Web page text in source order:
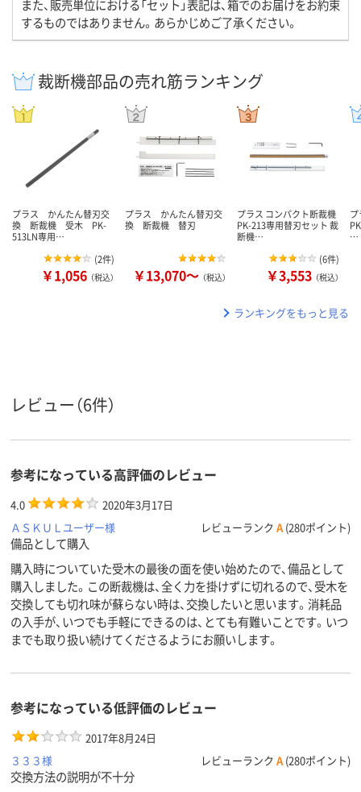
また、販売単位における「セット」表記は、箱でのお届けをお約束
するものではありません。あらかじめご了承ください。
裁断機部品の売れ筋ランキング
プラス かんたん替刃交
換 断裁機 受木 PK-
513LN専用…
(2件)
￥1,056 （税込）
プラス かんたん替刃交
換 断裁機 替刃
￥13,070～ （税込）
プラス コンパクト断裁機
PK-213専用替刃セット 裁
断機…
(6件)
￥3,553 （税込）
…
ランキングをもっと見る
レビュー（6件）
参考になっている高評価のレビュー
4.0
2020年3月17日
ＡＳＫＵＬユーザー様
レビューランク A (280ポイント)
備品として購入
購入時についていた受木の最後の面を使い始めたので、備品として
購入しました。この断裁機は、全く力を掛けずに切れるので、受木を
交換しても切れ味が蘇らない時は、交換したいと思います。消耗品
の入手が、いつでも手軽にできるのは、とても有難いことです。いつ
までも取り扱い続けてくださるようにお願いします。
参考になっている低評価のレビュー
2017年8月24日
３３３様
レビューランク A (280ポイント)
交換方法の説明が不十分